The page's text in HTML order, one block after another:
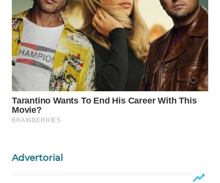
Advertorial
WAHANANEWS
ID
WAHANANEWS
CO ID
WAHANANEWS
NET
WAHANA
WAHANA